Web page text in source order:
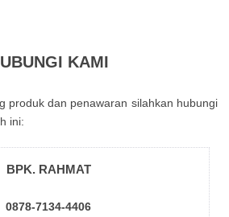
KAMI
рrоduk dаn реnаwаrаn sіlаhkаn hubungі
іnі:
BPK. RAHMAT
0878-7134-4406